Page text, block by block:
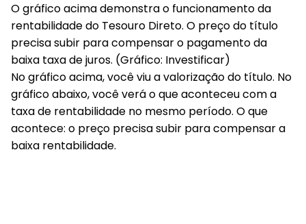
O gráfico acima demonstra o funcionamento da
rentabilidade do Tesouro Direto. O preço do título
precisa subir para compensar o pagamento da
baixa taxa de juros. (Gráfico: Investificar)
No gráfico acima, você viu a valorização do título. No
gráfico abaixo, você verá o que aconteceu com a
taxa de rentabilidade no mesmo período. O que
acontece: o preço precisa subir para compensar a
baixa rentabilidade.